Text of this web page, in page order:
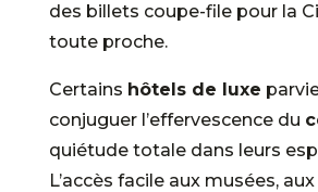
des billets coupe-file pour la
toute proche.
Certains hôtels de luxe
conjuguer l’effervescence du
quiétude totale dans leurs
L’accès facile aux musées, aux